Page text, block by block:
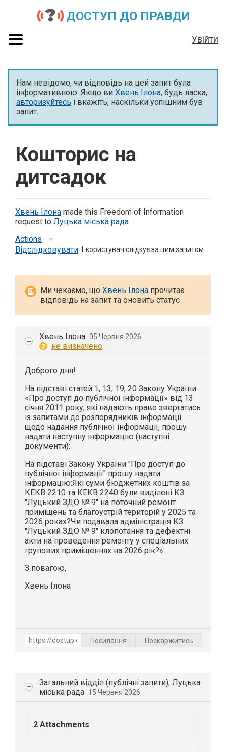
ДОСТУП ДО ПРАВДИ
Увійти
Нам невідомо, чи відповідь на цей запит була
інформативною. Якщо ви Хвень Ілона, будь ласка,
авторизуйтесь і вкажіть, наскільки успішним був
запит.
Кошторис на
дитсадок
Хвень Ілона made this Freedom of Information
request to Луцька міська рада
Actions
Відслідковувати 1 користувач слідкує за цим запитом
Ми чекаємо, що Хвень Ілона прочитає
відповідь на запит та оновить статус
Хвень Ілона 05 Червня 2026
не визначено
Доброго дня!
На підставі статей 1, 13, 19, 20 Закону України
«Про доступ до публічної інформації» від 13
січня 2011 року, які надають право звертатись
із запитами до розпорядників інформації
щодо надання публічної інформації, прошу
надати наступну інформацію (наступні
документи):
На підставі Закону України "Про доступ до
публічної інформації" прошу надати
інформацію:Які суми бюджетних коштів за
КЕКВ 2210 та КЕКВ 2240 були виділені КЗ
"Луцький ЗДО № 9" на поточний ремонт
приміщень та благоустрій територій у 2025 та
2026 роках?Чи подавала адміністрація КЗ
"Луцький ЗДО № 9" клопотання та дефектні
акти на проведення ремонту у спеціальних
групових приміщеннях на 2026 рік?»
З повагою,
Хвень Ілона
Посилання Поскаржитись
Загальний відділ (публічні запити), Луцька
міська рада 15 Червня 2026
2 Attachments